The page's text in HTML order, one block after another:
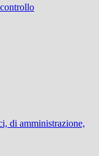
di amministrazione,